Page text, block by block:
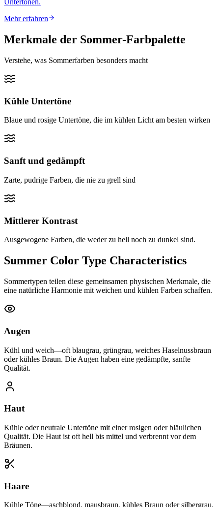
Untertönen.
Mehr erfahren
Merkmale der Sommer-Farbpalette
Verstehe, was Sommerfarben besonders macht
Kühle Untertöne
Blaue und rosige Untertöne, die im kühlen Licht am besten wirken
Sanft und gedämpft
Zarte, pudrige Farben, die nie zu grell sind
Mittlerer Kontrast
Ausgewogene Farben, die weder zu hell noch zu dunkel sind.
Summer Color Type Characteristics
Sommertypen teilen diese gemeinsamen physischen Merkmale, die
eine natürliche Harmonie mit weichen und kühlen Farben schaffen.
Augen
Kühl und weich—oft blaugrau, grüngrau, weiches Haselnussbraun
oder kühles Braun. Die Augen haben eine gedämpfte, sanfte
Qualität.
Haut
Kühle oder neutrale Untertöne mit einer rosigen oder bläulichen
Qualität. Die Haut ist oft hell bis mittel und verbrennt vor dem
Bräunen.
Haare
Kühle Töne—aschblond, mausbraun, kühles Braun oder silbergrau.